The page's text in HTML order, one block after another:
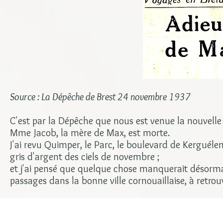
Source : La Dépêche de Brest 24 novembre 1937
C'est par la Dépêche que nous est venue la nouvelle
Mme Jacob, la mère de Max, est morte.
J'ai revu Quimper, le Parc, le boulevard de
gris d'argent des ciels de novembre ;
et j'ai pensé que quelque chose manquerait
passages dans la bonne ville cornouaillaise, à